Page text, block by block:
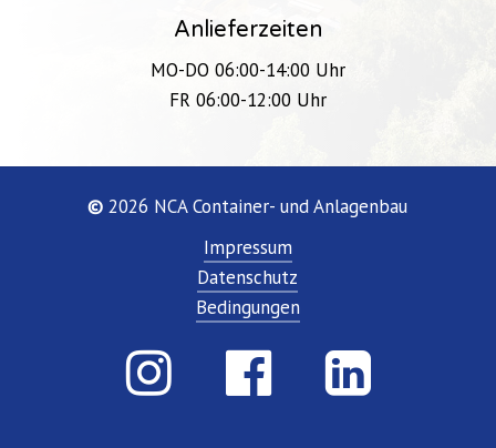
Anlieferzeiten
MO-DO 06:00-14:00 Uhr
FR 06:00-12:00 Uhr
©2026 NCA Container- und Anlagenbau
Impressum
Datenschutz
Bedingungen